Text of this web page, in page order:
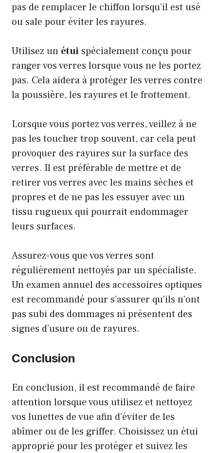
pas de remplacer le chiffon lorsqu’il est usé
ou sale pour éviter les rayures.
Utilisez un étui spécialement conçu pour
ranger vos verres lorsque vous ne les portez
pas. Cela aidera à protéger les verres contre
la poussière, les rayures et le frottement.
Lorsque vous portez vos verres, veillez à ne
pas les toucher trop souvent, car cela peut
provoquer des rayures sur la surface des
verres. Il est préférable de mettre et de
retirer vos verres avec les mains sèches et
propres et de ne pas les essuyer avec un
tissu rugueux qui pourrait endommager
leurs surfaces.
Assurez-vous que vos verres sont
régulièrement nettoyés par un spécialiste.
Un examen annuel des accessoires optiques
est recommandé pour s’assurer qu’ils n’ont
pas subi des dommages ni présentent des
signes d’usure ou de rayures.
Conclusion
En conclusion, il est recommandé de faire
attention lorsque vous utilisez et nettoyez
vos lunettes de vue afin d’éviter de les
abîmer ou de les griffer. Choisissez un étui
approprié pour les protéger et suivez les